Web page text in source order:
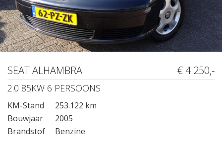
SEAT ALHAMBRA € 4.250,-
2.0 85KW 6 PERSOONS
KM-Stand
253.122 km
Bouwjaar
2005
Brandstof
Benzine